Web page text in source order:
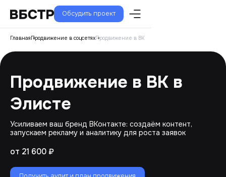
Обсудить проект
ГлавнаяПродвижение в соцсетяхПродвижение в ВК
Продвижение в ВК в
Элисте
Усиливаем ваш бренд ВКонтакте: создаём контент,
запускаем рекламу и аналитику для роста заявок
от 21 600 ₽